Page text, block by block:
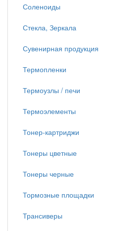
Соленоиды
Стекла, Зеркала
Сувенирная продукция
Термопленки
Термоузлы / печи
Термоэлементы
Тонер-картриджи
Тонеры цветные
Тонеры черные
Тормозные площадки
Трансиверы